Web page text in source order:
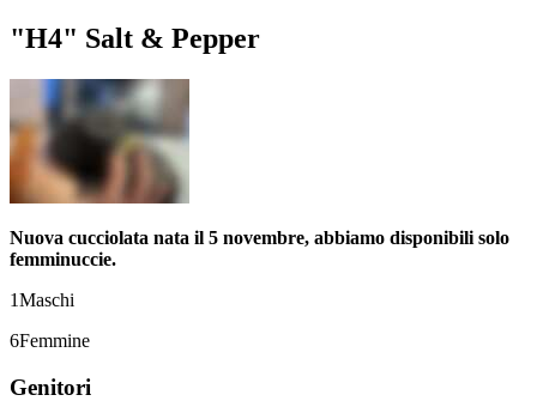
"H4" Salt & Pepper
Nuova cucciolata nata il 5 novembre, abbiamo disponibili solo
femminuccie.
1Maschi
6Femmine
Genitori